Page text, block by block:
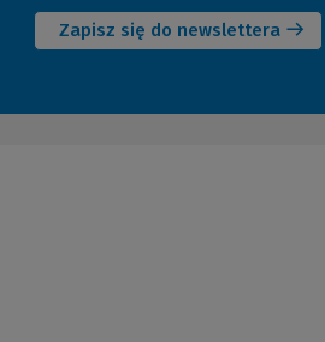
Zapisz się do newslettera
okno)